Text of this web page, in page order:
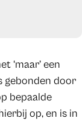
‘maar’ een
gebonden door
bepaalde
op, en is in